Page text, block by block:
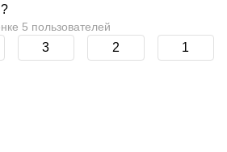
5 пользователей
3 2 1